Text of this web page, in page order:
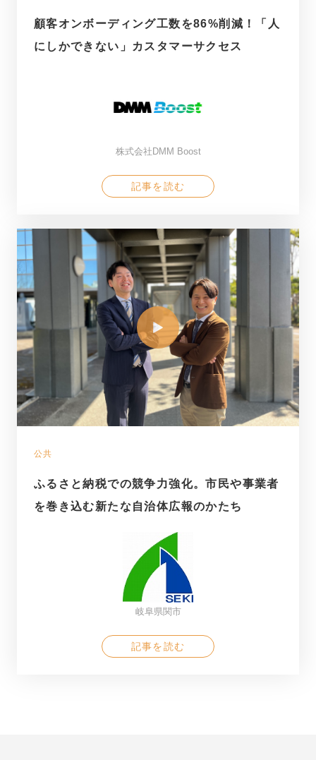
顧客オンボーディング工数を86%削減！「人
にしかできない」カスタマーサクセス
株式会社DMM Boost
記事を読む
公共
ふるさと納税での競争力強化。市民や事業者
を巻き込む新たな自治体広報のかたち
岐阜県関市
記事を読む